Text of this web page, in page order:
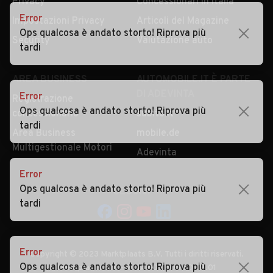
Impostazioni Privacy
Security
Valutazione auto
AREA BUSINESS
Registrazione
concessionario
Multigestionale Motori
AUTOMOBILE.IT È PARTE
subito.it
Adevinta
SEGUICI
Copyright © 2023 Marktplaats B.V. Tutti i diritti riservati.
Marktplaats B.V. - P.IVA 803.603.307.B.01
Error
Ops qualcosa è andato storto! Riprova più
tardi
Error
Ops qualcosa è andato storto! Riprova più
tardi
Error
Ops qualcosa è andato storto! Riprova più
tardi
Error
Ops qualcosa è andato storto! Riprova più